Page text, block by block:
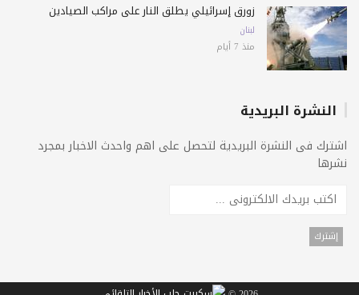
زورق إسرائيلي يطلق النار على مراكب الصيادين
لبنان
منذ 7 أيام
النشرة البريدية
اشترك فى النشرة البريدية لتحصل على اهم واحدث الاخبار بمجرد
نشرها